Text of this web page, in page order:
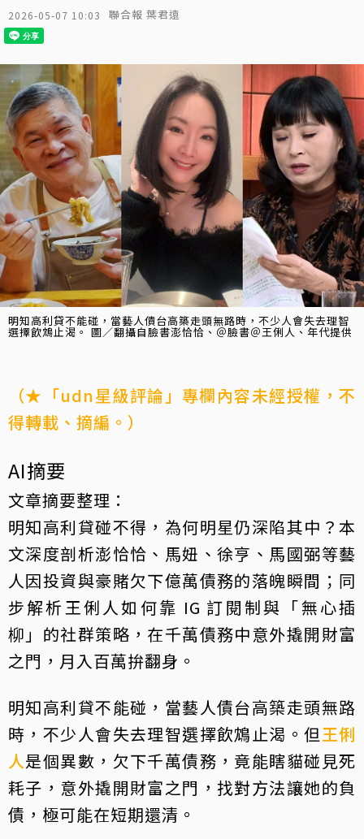
2026-05-07 10:03 聯合報 葉君遠
明知高利貸不能碰，當藝人債台高築走頭無路時，不少人會失去理智
選擇飲鴆止渴。 圖／翻攝自臉書澎恰恰、＠臉書＠王俐人、年代提供
（★「udn星級評論」專欄內容未經授權，不
得轉載、摘編。）
AI摘要
文章摘要整理：
明知高利貸碰不得，為何明星仍深陷其中？本
文深度剖析澎恰恰、馬妞、徐亨、馬國弼等藝
人因投資與豪賭欠下億萬債務的落魄瞬間；同
步解析王俐人如何靠 IG 訂閱制與「無心插
柳」的社群策略，在千萬債務中意外撬開財富
之門，月入百萬拚翻身。
明知高利貸不能碰，當藝人債台高築走頭無路
時，不少人會失去理智選擇飲鴆止渴。但 王俐
人是個異數，欠下千萬債務，竟能瞎貓碰見死
耗子，意外撬開財富之門，找對方法讓她的負
債，極可能在短期還清。